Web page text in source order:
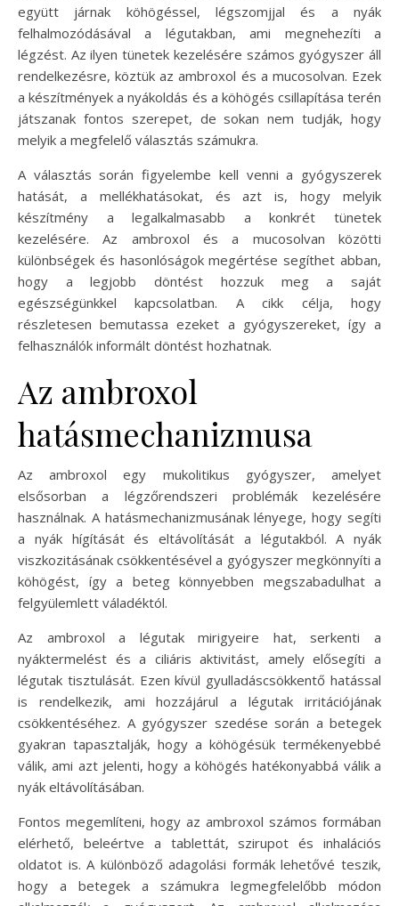
együtt járnak köhögéssel, légszomjjal és a nyák
felhalmozódásával a légutakban, ami megnehezíti a
légzést. Az ilyen tünetek kezelésére számos gyógyszer áll
rendelkezésre, köztük az ambroxol és a mucosolvan. Ezek
a készítmények a nyákoldás és a köhögés csillapítása terén
játszanak fontos szerepet, de sokan nem tudják, hogy
melyik a megfelelő választás számukra.
A választás során figyelembe kell venni a gyógyszerek
hatását, a mellékhatásokat, és azt is, hogy melyik
készítmény a legalkalmasabb a konkrét tünetek
kezelésére. Az ambroxol és a mucosolvan közötti
különbségek és hasonlóságok megértése segíthet abban,
hogy a legjobb döntést hozzuk meg a saját
egészségünkkel kapcsolatban. A cikk célja, hogy
részletesen bemutassa ezeket a gyógyszereket, így a
felhasználók informált döntést hozhatnak.
Az ambroxol
hatásmechanizmusa
Az ambroxol egy mukolitikus gyógyszer, amelyet
elsősorban a légzőrendszeri problémák kezelésére
használnak. A hatásmechanizmusának lényege, hogy segíti
a nyák hígítását és eltávolítását a légutakból. A nyák
viszkozitásának csökkentésével a gyógyszer megkönnyíti a
köhögést, így a beteg könnyebben megszabadulhat a
felgyülemlett váladéktól.
Az ambroxol a légutak mirigyeire hat, serkenti a
nyáktermelést és a ciliáris aktivitást, amely elősegíti a
légutak tisztulását. Ezen kívül gyulladáscsökkentő hatással
is rendelkezik, ami hozzájárul a légutak irritációjának
csökkentéséhez. A gyógyszer szedése során a betegek
gyakran tapasztalják, hogy a köhögésük termékenyebbé
válik, ami azt jelenti, hogy a köhögés hatékonyabbá válik a
nyák eltávolításában.
Fontos megemlíteni, hogy az ambroxol számos formában
elérhető, beleértve a tablettát, szirupot és inhalációs
oldatot is. A különböző adagolási formák lehetővé teszik,
hogy a betegek a számukra legmegfelelőbb módon